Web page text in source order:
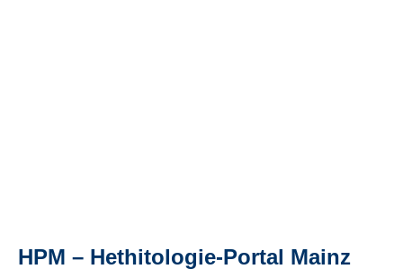
HPM – Hethitologie-Portal Mainz